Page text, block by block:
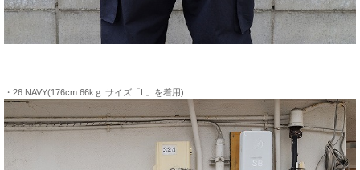
・26.NAVY(176cm 66kｇ サイズ「L」を着用)